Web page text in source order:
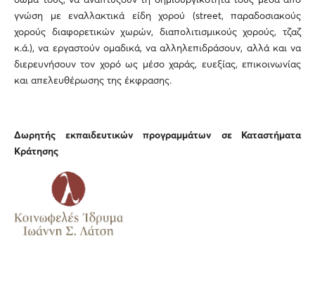
γνώση με εναλλακτικά είδη χορού (street, παραδοσιακούς
χορούς διαφορετικών χωρών, διαπολιτισμικούς χορούς, τζαζ
κ.ά.), να εργαστούν ομαδικά, να αλληλεπιδράσουν, αλλά και να
διερευνήσουν τον χορό ως μέσο χαράς, ευεξίας, επικοινωνίας
και απελευθέρωσης της έκφρασης.
Δωρητής εκπαιδευτικών προγραμμάτων σε Καταστήματα
Κράτησης